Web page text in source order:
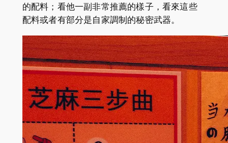
的配料；看他一副非常推薦的樣子，看來這些
配料或者有部分是自家調制的秘密武器。